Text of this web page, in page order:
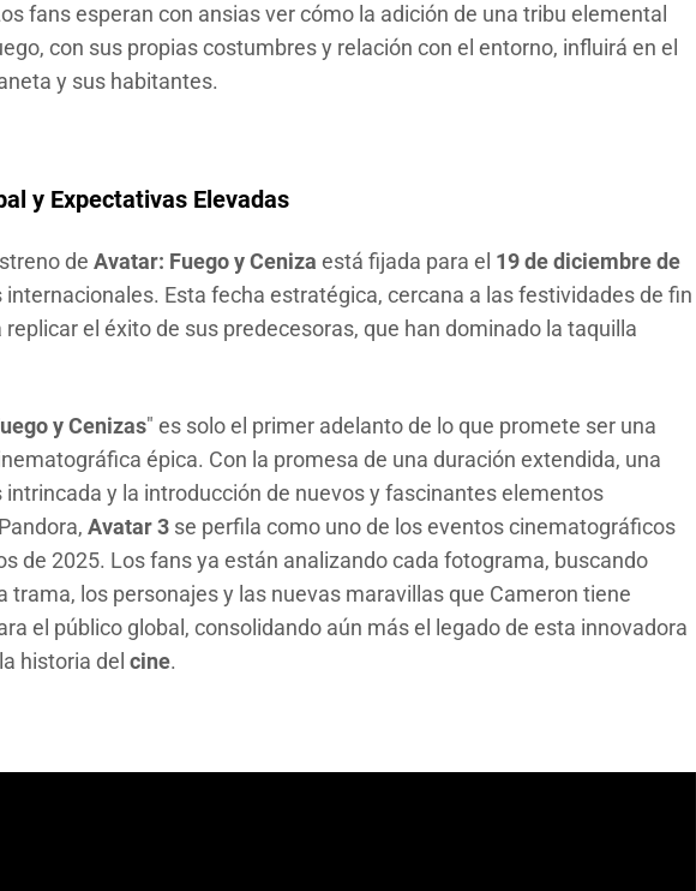
fans esperan con ansias ver cómo la adición de una tribu elemental
con sus propias costumbres y relación con el entorno, influirá en el
y sus habitantes.
y Expectativas Elevadas
de Avatar: Fuego y Ceniza está fijada para el 19 de diciembre de
Esta fecha estratégica, cercana a las festividades de fin
replicar el éxito de sus predecesoras, que han dominado la taquilla
y Cenizas" es solo el primer adelanto de lo que promete ser una
épica. Con la promesa de una duración extendida, una
intrincada y la introducción de nuevos y fascinantes elementos
Avatar 3se perfila como uno de los eventos cinematográficos
de 2025. Los fans ya están analizando cada fotograma, buscando
trama, los personajes y las nuevas maravillas que Cameron tiene
el público global, consolidando aún más el legado de esta innovadora
historia del cine.